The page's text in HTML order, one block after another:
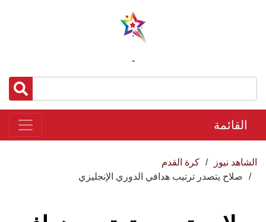
-
القائمة
الشاهد نيوز
كرة القدم
صلاح يتصدر ترتيب هدافي الدوري الإنجليزي